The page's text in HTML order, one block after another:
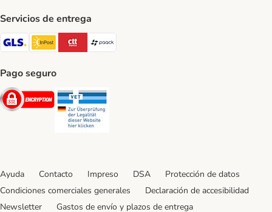
Servicios de entrega
GLS Shipping Method
InPost Shipping Method
CTTExpress Shipping Method
paack Shipping Method
Pago seguro
Security
Ayuda Contacto Impreso DSA
Protección de datos
Condiciones comerciales generales
Declaración de accesibilidad
Newsletter
Gastos de envío y plazos de entrega